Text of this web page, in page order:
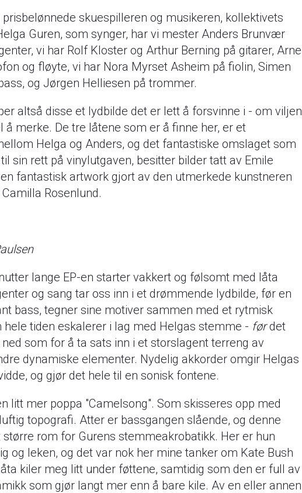
skuespilleren og musikeren, kollektivets
Guren, som synger, har vi mester Anders Brunvær
vi har Rolf Kloster og Arthur Berning på gitarer, Arne
og fløyte, vi har Nora Myrset Asheim på fiolin, Simen
og Jørgen Helliesen på trommer.
altså disse et lydbilde det er lett å forsvinne i - om viljen
å merke. De tre låtene som er å finne her, er et
Helga og Anders, og det fantastiske omslaget som
sin rett på vinylutgaven, besitter bilder tatt av Emile
fantastisk artwork gjort av den utmerkede kunstneren
Rosenlund.
lange EP-en starter vakkert og følsomt med låta
og sang tar oss inn i et drømmende lydbilde, før en
bass, tegner sine motiver sammen med et rytmisk
hele tiden eskalerer i lag med Helgas stemme - førdet
som for å ta sats inn i et storslagent terreng av
dynamiske elementer. Nydelig akkorder omgir Helgas
og gjør det hele til en sonisk fontene.
litt mer poppa "Camelsong". Som skisseres opp med
topografi. Atter er bassgangen slående, og denne
større rom for Gurens stemmeakrobatikk. Her er hun
og leken, og det var nok her mine tanker om Kate Bush
kiler meg litt under føttene, samtidig som den er full av
som gjør langt mer enn å bare kile. Av en eller annen